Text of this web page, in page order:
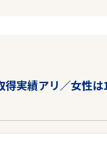
得実績アリ／女性